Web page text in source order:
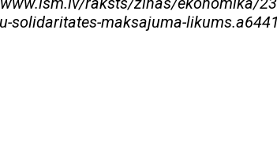
solidaritates-maksajuma-